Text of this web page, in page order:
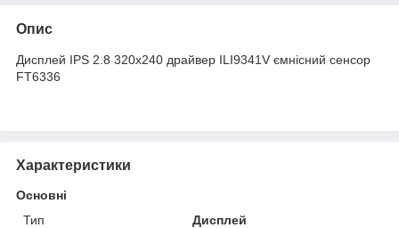
Опис
Дисплей IPS 2.8 320х240 драйвер ILI9341V ємнісний сенсор
FT6336
Характеристики
Основні
Тип
Дисплей